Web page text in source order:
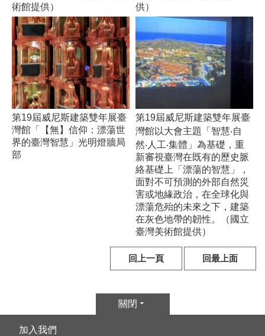
術館提供）
供）
第19屆威尼斯建築雙年展臺
灣館「【無】信仰：漂蕩世
界的臺灣智慧」光明燈牆局
部
第19屆威尼斯建築雙年展臺
灣館以大會主題「智慧‧自
然‧人工‧集體」為基礎，重
新審視臺灣在既有的歷史脈
絡基礎上「漂蕩的智慧」，
面對不可預測的外部自然災
害或地緣政治，在全球化與
漂蕩危殆的未來之下，建築
在灰色地帶的韌性。（國立
臺灣美術館提供）
回上一頁 回最上面
關閉
加入我們